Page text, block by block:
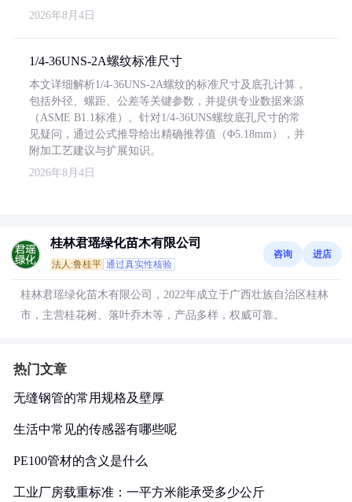
2026年8月4日
1/4-36UNS-2A螺纹标准尺寸
本文详细解析1/4-36UNS-2A螺纹的标准尺寸及底孔计算，
包括外径、螺距、公差等关键参数，并提供专业数据来源
（ASME B1.1标准）。针对1/4-36UNS螺纹底孔尺寸的常
见疑问，通过公式推导给出精确推荐值（Φ5.18mm），并
附加工艺建议与扩展知识。
2026年8月4日
桂林君瑶绿化苗木有限公司
法人:鲁桂平 通过真实性核验
咨询 进店
桂林君瑶绿化苗木有限公司，2022年成立于广西壮族自治区桂林
市，主营桂花树、落叶乔木等，产品多样，权威可靠。
热门文章
无缝钢管的常用规格及壁厚
生活中常见的传感器有哪些呢
PE100管材的含义是什么
工业厂房载重标准：一平方米能承受多少公斤